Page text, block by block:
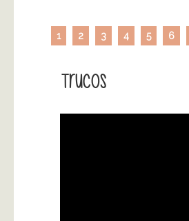
1 2 3 4 5 6
Trucos